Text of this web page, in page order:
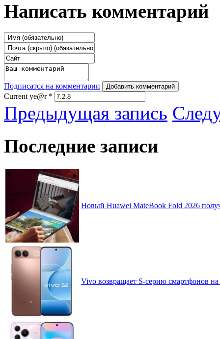
Написать комментарий
Подписатся на комментарии Добавить комментарий
Current ye@r *
Предыдущая запись
Последние записи
Новый Huawei MateBook Fold 2026
Vivo возвращает S-серию смартфонов